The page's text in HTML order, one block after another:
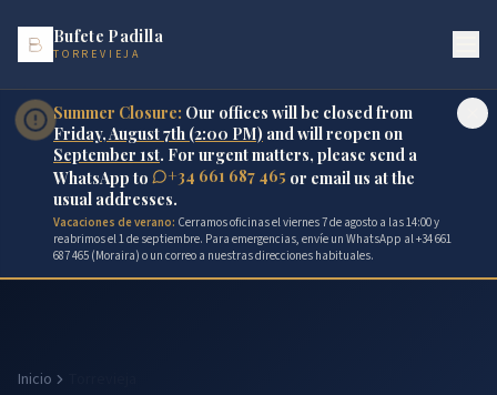
Bufete Padilla
TORREVIEJA
Summer Closure: Our offices will be closed from
Friday, August 7th (2:00 PM) and will reopen on
September 1st. For urgent matters, please send a
WhatsApp to
+34 661 687 465 or email us at the
usual addresses.
Vacaciones de verano: Cerramos oficinas el viernes 7 de agosto a las 14:00 y
reabrimos el 1 de septiembre. Para emergencias, envíe un WhatsApp al +34 661
687 465 (Moraira) o un correo a nuestras direcciones habituales.
Inicio